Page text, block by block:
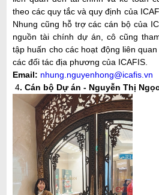
theo các quy tắc và quy định của
Nhung cũng hỗ trợ các cán bộ của
nguồn tài chính dự án, cô cũng
tập huấn cho các hoạt động liên
các đối tác địa phương của ICAFIS.
Email: nhung.nguyenhong@icafis.vn
4. Cán bộ Dự án - Nguyễn Thị